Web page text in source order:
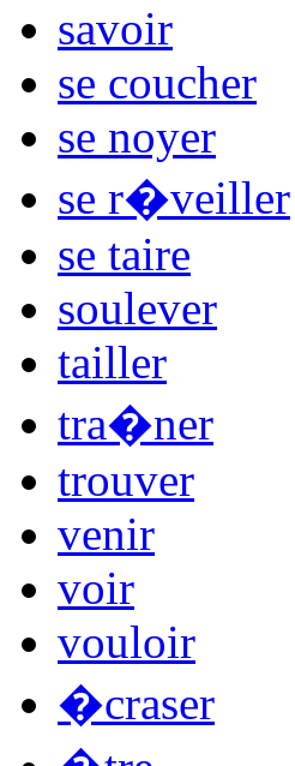
savoir
se coucher
se noyer
se r�veiller
se taire
soulever
tailler
tra�ner
trouver
venir
voir
vouloir
�craser